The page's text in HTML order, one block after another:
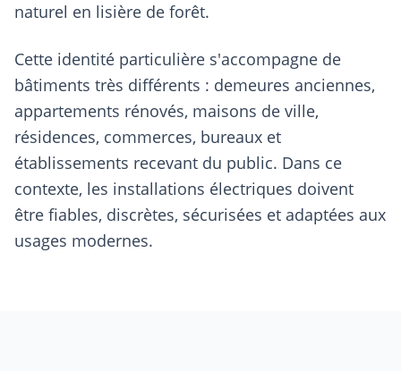
naturel en lisière de forêt.
Cette identité particulière s'accompagne de
bâtiments très différents : demeures anciennes,
appartements rénovés, maisons de ville,
résidences, commerces, bureaux et
établissements recevant du public. Dans ce
contexte, les installations électriques doivent
être fiables, discrètes, sécurisées et adaptées aux
usages modernes.